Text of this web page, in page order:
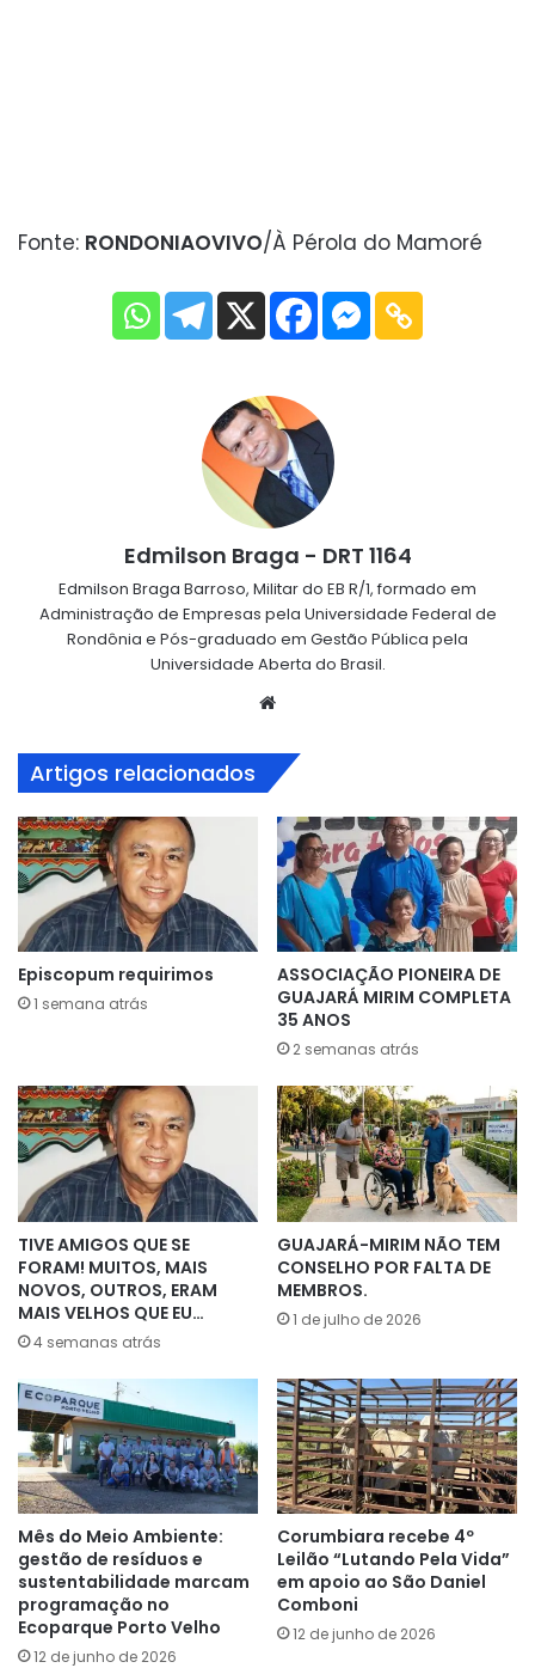
Fonte: RONDONIAOVIVO/À Pérola do Mamoré
Edmilson Braga - DRT 1164
Edmilson Braga Barroso, Militar do EB R/1, formado em
Administração de Empresas pela Universidade Federal de
Rondônia e Pós-graduado em Gestão Pública pela
Universidade Aberta do Brasil.
Artigos relacionados
Episcopum requirimos
1 semana atrás
ASSOCIAÇÃO PIONEIRA DE
GUAJARÁ MIRIM COMPLETA
35 ANOS
2 semanas atrás
TIVE AMIGOS QUE SE
FORAM! MUITOS, MAIS
NOVOS, OUTROS, ERAM
MAIS VELHOS QUE EU…
4 semanas atrás
GUAJARÁ-MIRIM NÃO TEM
CONSELHO POR FALTA DE
MEMBROS.
1 de julho de 2026
Mês do Meio Ambiente:
gestão de resíduos e
sustentabilidade marcam
programação no
Ecoparque Porto Velho
12 de junho de 2026
Corumbiara recebe 4º
Leilão “Lutando Pela Vida”
em apoio ao São Daniel
Comboni
12 de junho de 2026